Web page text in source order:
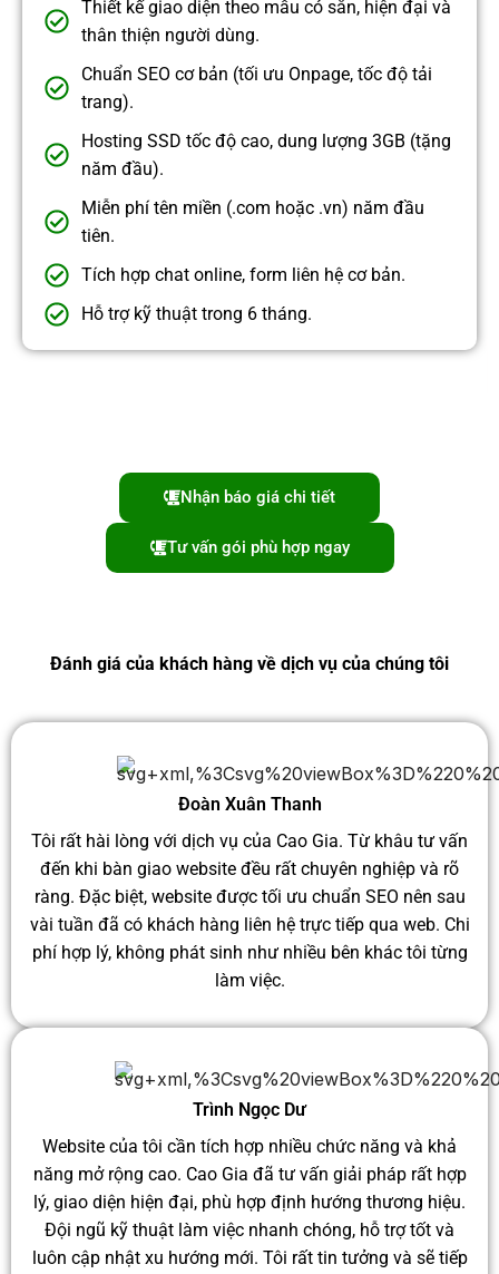
Thiết kế giao diện theo mẫu có sẵn, hiện đại và
thân thiện người dùng.
Chuẩn SEO cơ bản (tối ưu Onpage, tốc độ tải
trang).
Hosting SSD tốc độ cao, dung lượng 3GB (tặng
năm đầu).
Miễn phí tên miền (.com hoặc .vn) năm đầu
tiên.
Tích hợp chat online, form liên hệ cơ bản.
Hỗ trợ kỹ thuật trong 6 tháng.
Nhận báo giá chi tiết
Tư vấn gói phù hợp ngay
Đánh giá của khách hàng về dịch vụ của chúng tôi
Đoàn Xuân Thanh
Tôi rất hài lòng với dịch vụ của Cao Gia. Từ khâu tư vấn
đến khi bàn giao website đều rất chuyên nghiệp và rõ
ràng. Đặc biệt, website được tối ưu chuẩn SEO nên sau
vài tuần đã có khách hàng liên hệ trực tiếp qua web. Chi
phí hợp lý, không phát sinh như nhiều bên khác tôi từng
làm việc.
Trình Ngọc Dư
Website của tôi cần tích hợp nhiều chức năng và khả
năng mở rộng cao. Cao Gia đã tư vấn giải pháp rất hợp
lý, giao diện hiện đại, phù hợp định hướng thương hiệu.
Đội ngũ kỹ thuật làm việc nhanh chóng, hỗ trợ tốt và
luôn cập nhật xu hướng mới. Tôi rất tin tưởng và sẽ tiếp